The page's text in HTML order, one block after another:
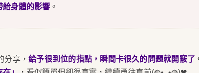
給身體的影響 。
分享，給予很到位的指點，瞬間卡很久的問題就開竅了